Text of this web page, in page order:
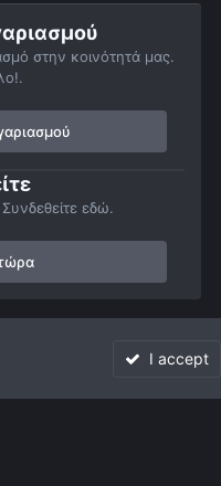
στην κοινότητά μας.
εδώ.
I accept